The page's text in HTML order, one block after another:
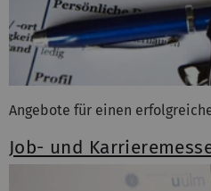
Angebote für einen
Job- und